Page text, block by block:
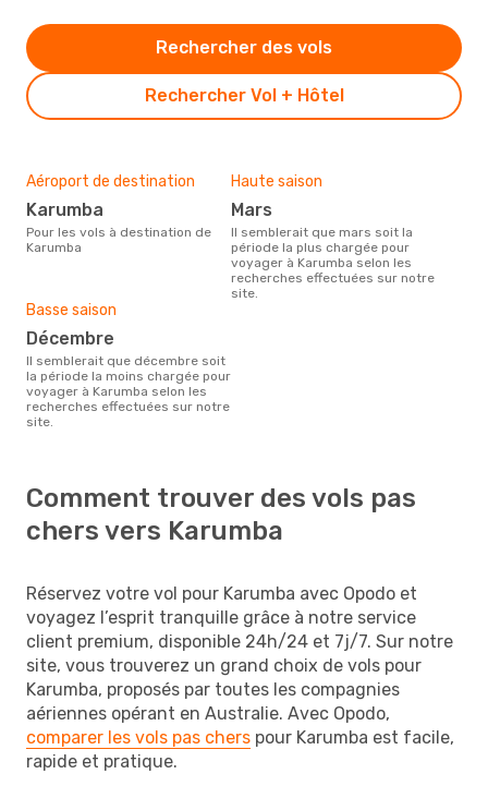
Rechercher Vol + Hôtel
Rechercher des vols
Aéroport de destination
Karumba
Pour les vols à destination de
Karumba
Haute saison
mars
Il semblerait que mars soit la
période la plus chargée pour
voyager à Karumba selon les
recherches effectuées sur notre
site.
Basse saison
décembre
Il semblerait que décembre soit
la période la moins chargée pour
voyager à Karumba selon les
recherches effectuées sur notre
site.
Comment trouver des vols pas
chers vers Karumba
Réservez votre vol pour Karumba avec Opodo et
voyagez l’esprit tranquille grâce à notre service
client premium, disponible 24h/24 et 7j/7. Sur notre
site, vous trouverez un grand choix de vols pour
Karumba, proposés par toutes les compagnies
aériennes opérant en Australie. Avec Opodo,
comparer les vols pas chers pour Karumba est facile,
rapide et pratique.